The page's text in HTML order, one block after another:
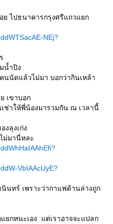
ย ไปธนาคารกรุงศรีแถวแยก
NEj?
น้ำปิง
นนัดแล้วไม่มา บอกว่ากินเหล้า
เขาบอก
ช่าให้พี่น้องมารวมกัน ณ เวลานี้
งลุงเก่ง
ม่มานี่หละ
VbIAAcUyE?
นทร์ เพราะว่ากาแฟด้านล่างถูก
ยกหนะเอง แต่เราอาจจะแปลก